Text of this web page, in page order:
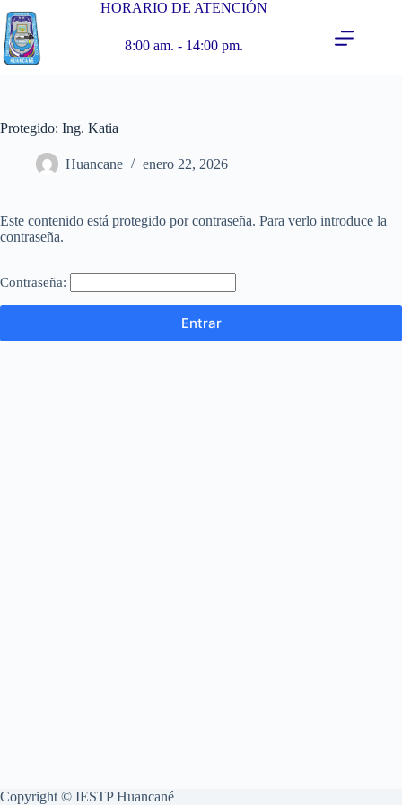
HORARIO DE ATENCIÓN
8:00 am. - 14:00 pm.
Protegido: Ing. Katia
Huancane enero 22, 2026
Este contenido está protegido por contraseña. Para verlo introduce la
contraseña.
Contraseña:
Copyright © IESTP Huancané